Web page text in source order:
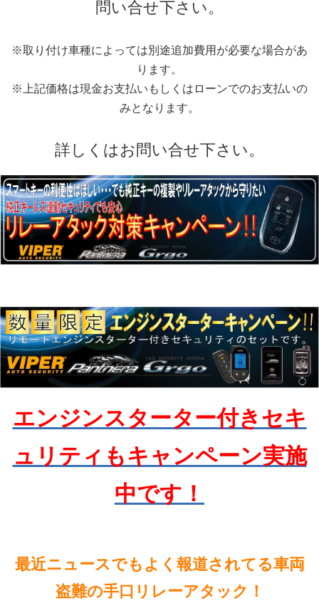
問い合せ下さい。
※取り付け車種によっては別途追加費用が必要な場合があ
ります。
※上記価格は現金お支払いもしくはローンでのお支払いの
みとなります。
詳しくはお問い合せ下さい。
エンジンスターター付きセキ
ュリティもキャンペーン実施
中です！
最近ニュースでもよく報道されてる車両
盗難の手口リレーアタック！